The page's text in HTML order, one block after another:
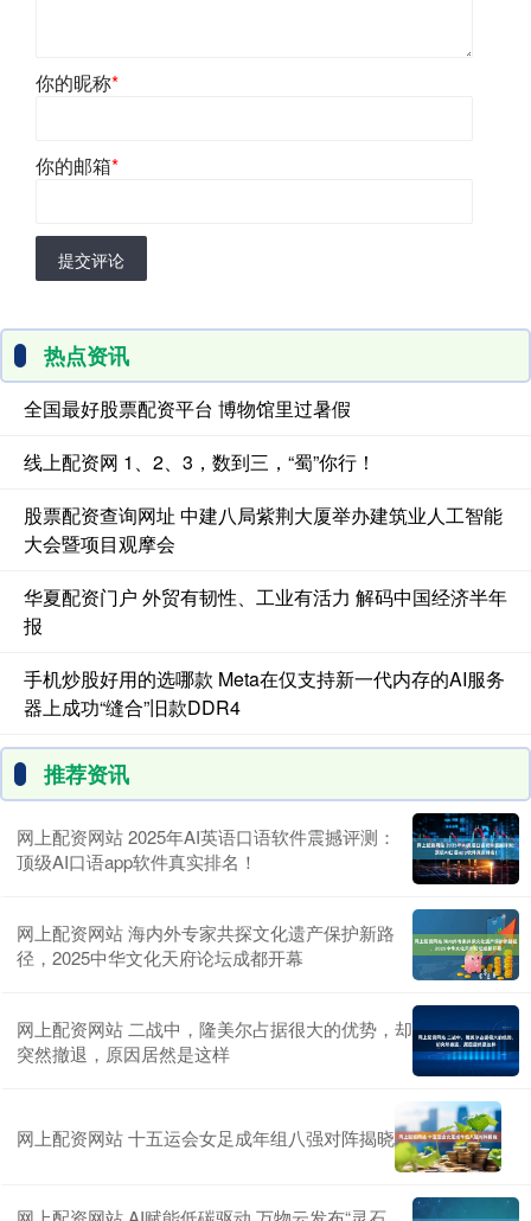
你的昵称*
你的邮箱*
提交评论
热点资讯
全国最好股票配资平台 博物馆里过暑假
线上配资网 1、2、3，数到三，“蜀”你行！
股票配资查询网址 中建八局紫荆大厦举办建筑业人工智能
大会暨项目观摩会
华夏配资门户 外贸有韧性、工业有活力 解码中国经济半年
报
手机炒股好用的选哪款 Meta在仅支持新一代内存的AI服务
器上成功“缝合”旧款DDR4
推荐资讯
网上配资网站 2025年AI英语口语软件震撼评测：
顶级AI口语app软件真实排名！
网上配资网站 海内外专家共探文化遗产保护新路
径，2025中华文化天府论坛成都开幕
网上配资网站 二战中，隆美尔占据很大的优势，却
突然撤退，原因居然是这样
网上配资网站 十五运会女足成年组八强对阵揭晓